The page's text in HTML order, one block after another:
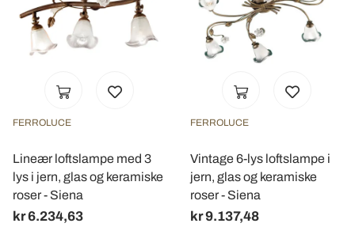
FERROLUCE
Lineær loftslampe med 3
lys i jern, glas og keramiske
roser - Siena
kr 6.234,63
FERROLUCE
Vintage 6-lys loftslampe i
jern, glas og keramiske
roser - Siena
kr 9.137,48